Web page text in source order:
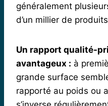
généralement
d’un millier de
Un rapport qualité-
avantageux : à
grande surface
rapporté au poids ou